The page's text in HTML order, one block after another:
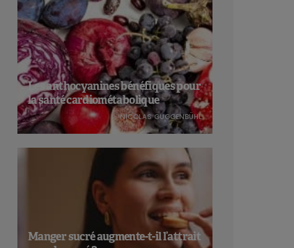
Les anthocyanines bénéfiques pour
la santé cardiométabolique
NICOLAS GUGGENBÜHL
Manger sucré augmente-t-il l’attrait